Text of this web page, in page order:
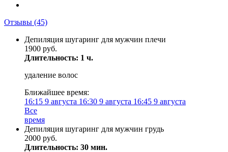
Отзывы (45)
Депиляция шугаринг для мужчин плечи
1900 руб.
Длительность: 1 ч.
удаление волос
Ближайшее время:
16:15 9 августа 16:30 9 августа 16:45 9 августа
Все
время
Депиляция шугаринг для мужчин грудь
2000 руб.
Длительность: 30 мин.